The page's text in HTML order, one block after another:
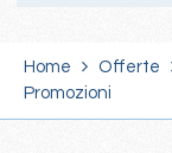
Home Offerte
Promozioni